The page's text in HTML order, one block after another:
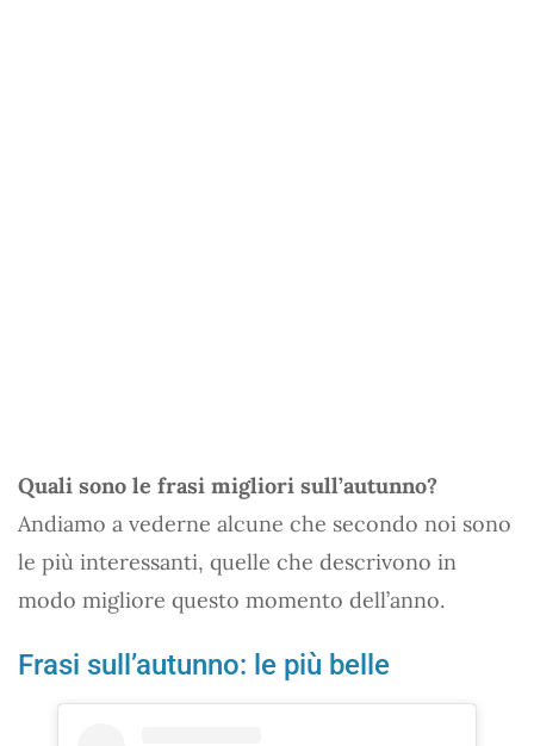
Quali sono le frasi migliori sull’autunno?
Andiamo a vederne alcune che secondo noi sono
le più interessanti, quelle che descrivono in
modo migliore questo momento dell’anno.
Frasi sull’autunno: le più belle